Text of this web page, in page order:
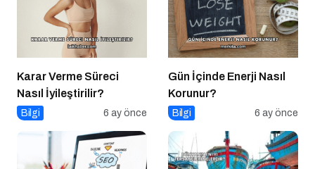
Karar Verme Süreci
Nasıl İyileştirilir?
Bilgi 6 ay önce
Gün İçinde Enerji Nasıl
Korunur?
Bilgi 6 ay önce